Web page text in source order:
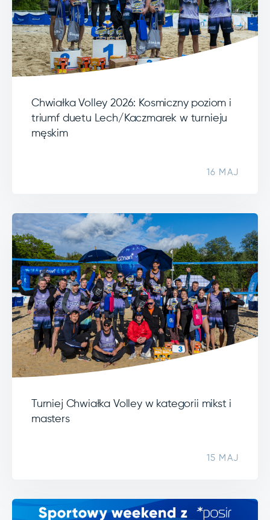
Chwiałka Volley 2026: Kosmiczny poziom i
triumf duetu Lech/Kaczmarek w turnieju
męskim
16 MAJ
Turniej Chwiałka Volley w kategorii mikst i
masters
15 MAJ